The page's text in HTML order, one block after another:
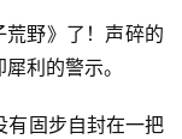
野》了！声碎的
利的警示。
有固步自封在一把